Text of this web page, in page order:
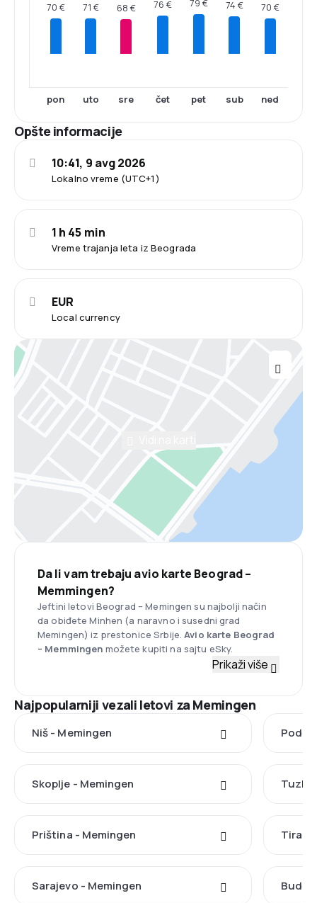
70 €
pon
71 €
uto
68 €
sre
76 €
čet
79 €
pet
74 €
sub
70 €
ned
Opšte informacije
Lokalno vreme (UTC+1)
10:41, 9 avg 2026
Vreme trajanja leta iz Beograda
1 h 45 min
Local currency
EUR
Da li vam trebaju avio karte Beograd –
Memmingen?
Jeftini letovi Beograd – Memingen su najbolji način
da obiđete Minhen (a naravno i susedni grad
Memingen) iz prestonice Srbije.Avio karte Beograd
– Memmingen možete kupiti na sajtu eSky.
Prikaži više
Najpopularniji vezali letovi za Memingen
Niš - Memingen
Skoplje - Memingen Tuzla
Priština - Memingen
Sarajevo - Memingen